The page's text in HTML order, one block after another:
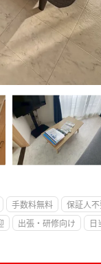
手数料無料 保証人
出張・研修向け
日